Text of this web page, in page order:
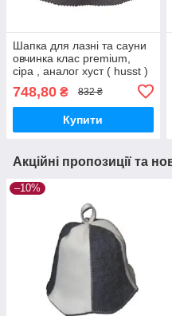
Шапка для лазні та сауни
овчинка клас premium,
сіра , аналог хуст ( husst )
748,80 ₴ 832 ₴
Купити
Акційні пропозиції та
–10%